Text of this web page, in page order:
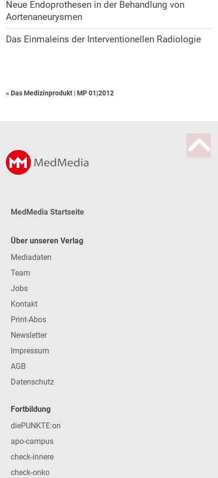
Neue Endoprothesen in der Behandlung von
Aortenaneurysmen
Das Einmaleins der Interventionellen Radiologie
« Das Medizinprodukt | MP 01|2012
MedMedia Startseite
Über unseren Verlag
Mediadaten
Team
Jobs
Kontakt
Print-Abos
Newsletter
Impressum
AGB
Datenschutz
Fortbildung
diePUNKTE:on
apo-campus
check-innere
check-onko